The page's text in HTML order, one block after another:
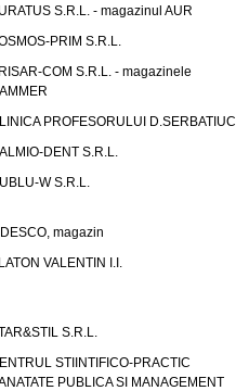
S.R.L. - magazinul AUR
PRIM S.R.L.
COM S.R.L. - magazinele
PROFESORULUI D.SERBATIUC
DENT S.R.L.
W S.R.L.
magazin
VALENTIN I.I.
S.R.L.
STIINTIFICO-PRACTIC
PUBLICA SI MANAGEMENT